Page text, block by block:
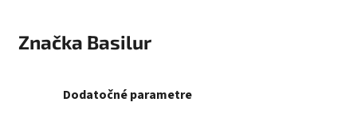
Značka Basilur
Dodatočné parametre